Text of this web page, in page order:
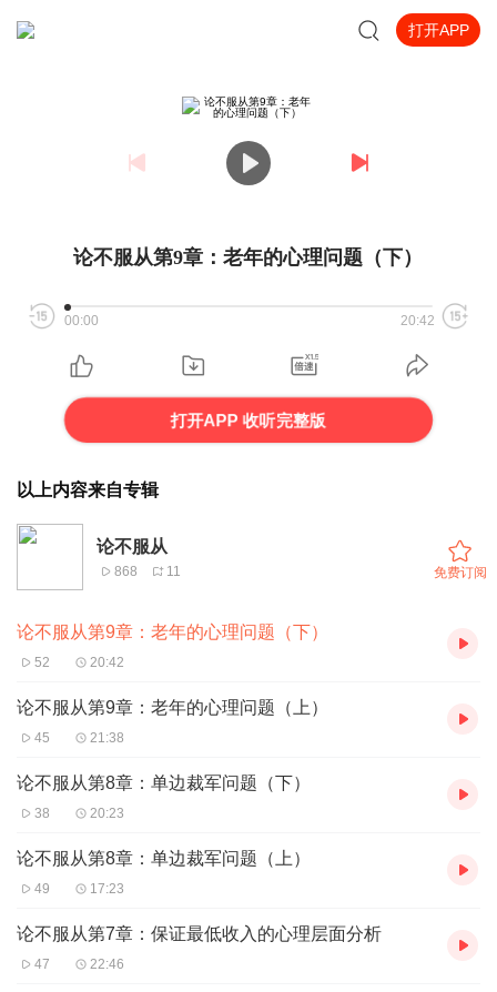
打开APP
论不服从第9章：老年的心理问题（下）
00:00 20:42
打开APP 收听完整版
以上内容来自专辑
论不服从
868 11 免费订阅
论不服从第9章：老年的心理问题（下）
52 20:42
论不服从第9章：老年的心理问题（上）
45 21:38
论不服从第8章：单边裁军问题（下）
38 20:23
论不服从第8章：单边裁军问题（上）
49 17:23
论不服从第7章：保证最低收入的心理层面分析
47 22:46